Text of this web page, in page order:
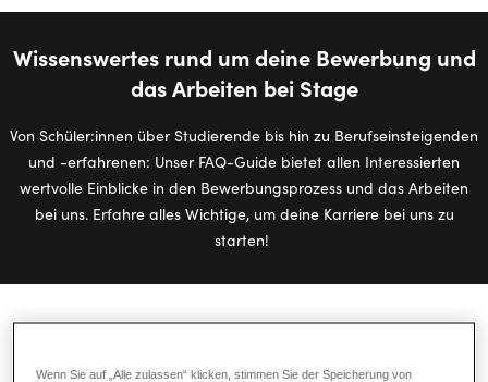
Wissenswertes rund um deine Bewerbung und
das Arbeiten bei Stage
Von Schüler:innen über Studierende bis hin zu Berufseinsteigenden
und -erfahrenen: Unser FAQ-Guide bietet allen Interessierten
wertvolle Einblicke in den Bewerbungsprozess und das Arbeiten
bei uns. Erfahre alles Wichtige, um deine Karriere bei uns zu
starten!
Vom Erstkontakt bis zum Onboarding
Wenn Sie auf „Alle zulassen“ klicken, stimmen Sie der Speicherung von